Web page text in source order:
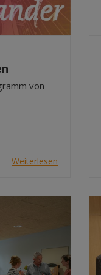
von
Weiterlesen